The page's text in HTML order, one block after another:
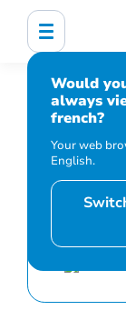
Would
always
french?
Your web
English.
Accueil
Programmation
et activités